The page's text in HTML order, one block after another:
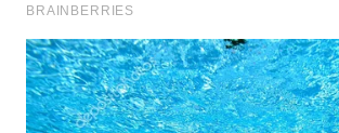
WN
KARO
WN